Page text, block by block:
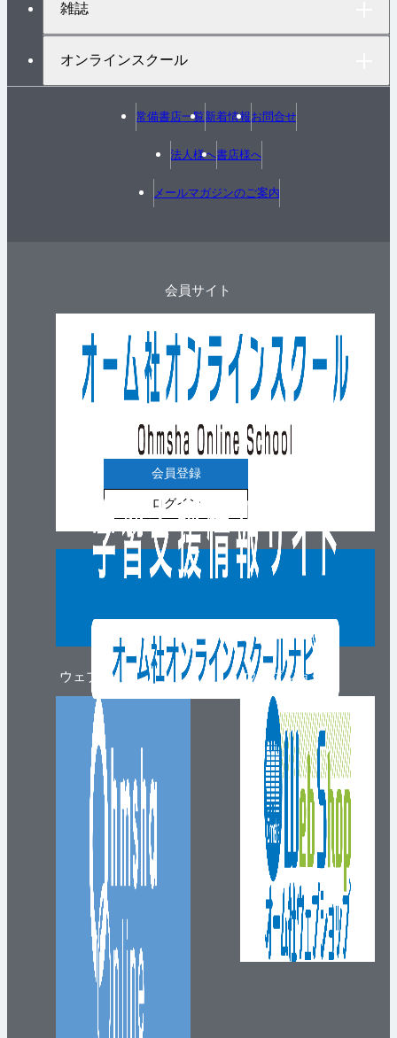
雑誌
オンラインスクール
常備書店一覧新着情報お問合せ
法人様へ書店様へ
メールマガジンのご案内
ウェブマガジン
会員サイト
会員登録
ログイン
ウェブショップ